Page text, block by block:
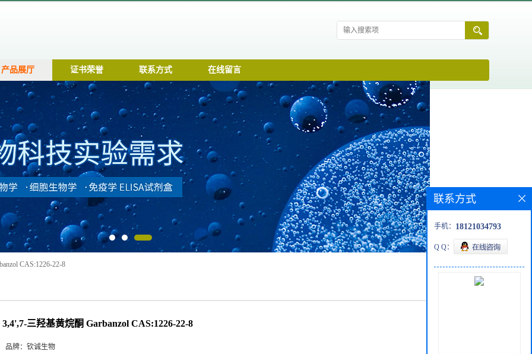
产品展厅 证书荣誉 联系方式 在线留言
CAS:1226-22-8
3,4',7-三羟基黄烷酮 Garbanzol CAS:1226-22-8
品牌： 钦诚生物
联系方式
手机： 18121034793
Q Q：